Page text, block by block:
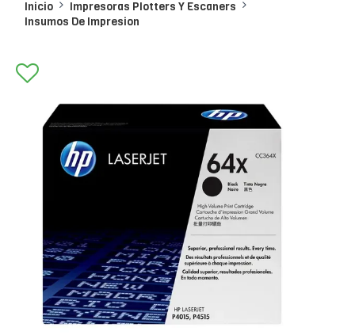
Inicio
Impresoras Plotters Y Escaners
Insumos De Impresion